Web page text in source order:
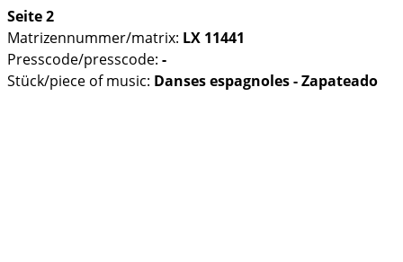
Seite 2
Matrizennummer/matrix: LX 11441
Presscode/presscode: -
Stück/piece of music: Danses espagnoles - Zapateado